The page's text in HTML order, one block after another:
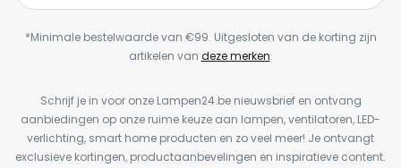
*Minimale bestelwaarde van €99. Uitgesloten van de korting zijn
artikelen van deze merken.
Schrijf je in voor onze Lampen24.be nieuwsbrief en ontvang
aanbiedingen op onze ruime keuze aan lampen, ventilatoren, LED-
verlichting, smart home producten en zo veel meer! Je ontvangt
exclusieve kortingen, productaanbevelingen en inspiratieve content.